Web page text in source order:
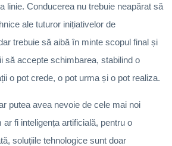
linie. Conducerea nu trebuie neapărat să
ale tuturor inițiativelor de
trebuie să aibă în minte scopul final și
să accepte schimbarea, stabilind o
o pot crede, o pot urma și o pot realiza.
putea avea nevoie de cele mai noi
ar fi inteligența artificială, pentru o
soluțiile tehnologice sunt doar